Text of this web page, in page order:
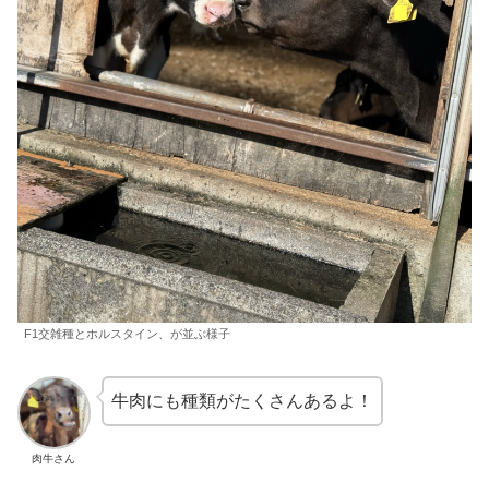
F1交雑種とホルスタイン、が並ぶ様子
肉牛さん
牛肉にも種類がたくさんあるよ！